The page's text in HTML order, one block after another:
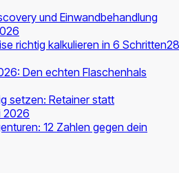
und Einwandbehandlung
richtig kalkulieren in 6 Schritten
Den echten Flaschenhals
setzen: Retainer statt
2026
12 Zahlen gegen dein